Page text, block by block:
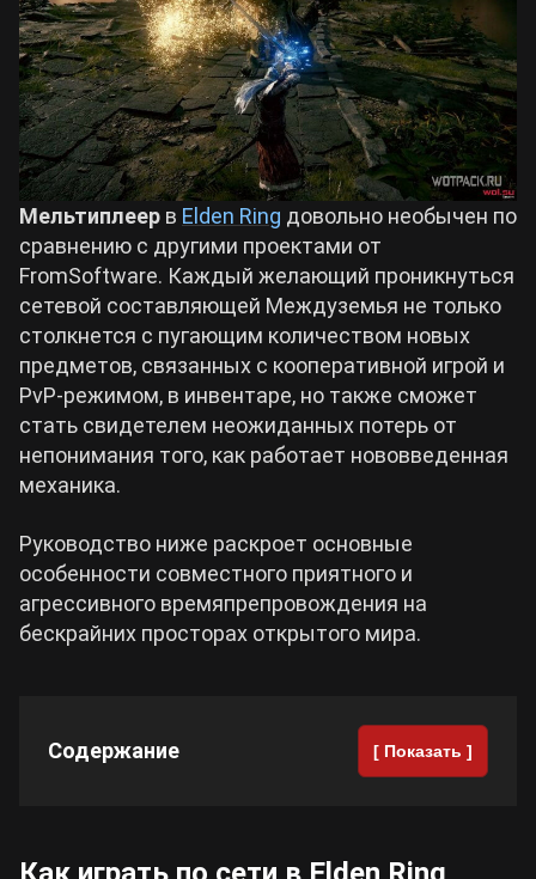
Crimson Desert
Zenless Zone Zero
Kingdom Come: Deliverance 2
Path of Exile 2
Wuthering Waves
Roblox
Cyberpunk 2077
Билды Arknights: Endfield
Билды Wuthering Waves
Билды Cyberpunk 2077
Билды Path of Exile 2
Мельтиплеер в Elden Ring довольно необычен по
сравнению с другими проектами от
FromSoftware. Каждый желающий проникнуться
сетевой составляющей Междуземья не только
столкнется с пугающим количеством новых
предметов, связанных с кооперативной игрой и
PvP-режимом, в инвентаре, но также сможет
стать свидетелем неожиданных потерь от
непонимания того, как работает нововведенная
механика.
Руководство ниже раскроет основные
особенности совместного приятного и
агрессивного времяпрепровождения на
бескрайних просторах открытого мира.
Содержание [ Показать ]